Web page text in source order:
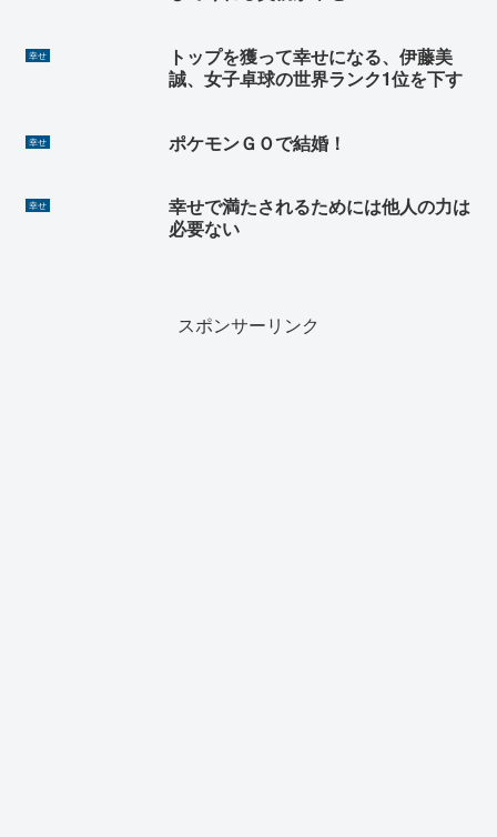
幸せ
トップを獲って幸せになる、伊藤美
誠、女子卓球の世界ランク1位を下す
幸せ ポケモンＧＯで結婚！
幸せ
幸せで満たされるためには他人の力は
必要ない
スポンサーリンク